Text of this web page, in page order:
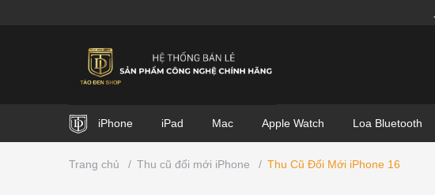
iPhone iPad Mac Apple Watch Loa Bluetooth
Trang chủ / Thu cũ đổi mới iPhone / Thu Cũ Đổi Mới iPhone 16